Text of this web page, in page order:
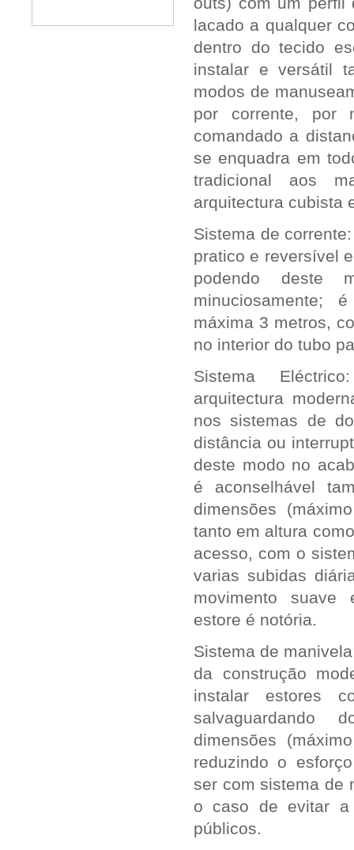
lacado a qualquer
dentro do tecido
instalar e versátil
modos de
por corrente, por
comandado a
se enquadra em
tradicional aos
arquitectura cubista
Sistema de
pratico e reversível
podendo deste
minuciosamente;
máxima 3 metros,
no interior do tubo
Sistema
arquitectura
nos sistemas de
distância ou
deste modo no
é aconselhável
dimensões
tanto em altura
acesso, com o
varias subidas
movimento
estore é notória.
Sistema de
da construção
instalar estores
salvaguardando
dimensões
reduzindo o
ser com sistema de
o caso de evitar a
públicos.